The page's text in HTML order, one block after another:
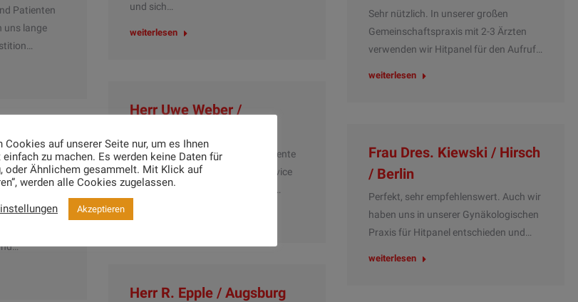
und sich…
weiterlesen
Patienten
uns lange
Sehr nützlich. In unserer großen
Gemeinschaftspraxis mit 2-3 Ärzten
verwenden wir Hitpanel für den Aufruf…
weiterlesen
Herr Uwe Weber /
Hitpanel – einfach super. Kompetente
Einrichtung und telefonischer Service
machen die Arbeit mit Hitpanel in…
für
Frau Dres. Kiewski / Hirsch
/ Berlin
Perfekt, sehr empfehlenswert. Auch wir
haben uns in unserer Gynäkologischen
Praxis für Hitpanel entschieden und…
weiterlesen
Herr R. Epple / Augsburg
Cookies auf unserer Seite nur, um es Ihnen
zu machen. Es werden keine Daten für
oder Ähnlichem gesammelt. Mit Klick auf
werden alle Cookies zugelassen.
Akzeptieren